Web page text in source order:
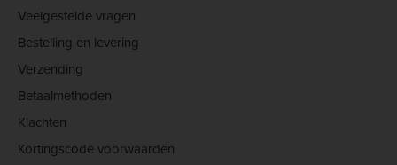
Veelgestelde vragen
Bestelling en levering
Verzending
Betaalmethoden
Klachten
Kortingscode voorwaarden